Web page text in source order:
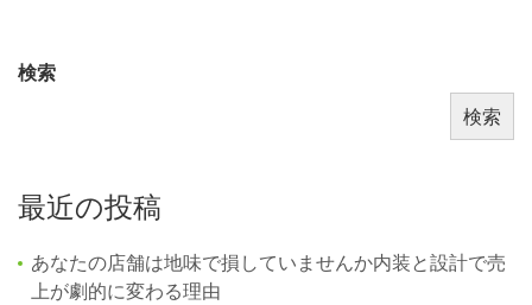
検索
検索
最近の投稿
あなたの店舗は地味で損していませんか内装と設計で売
上が劇的に変わる理由